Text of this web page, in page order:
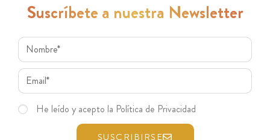
Suscríbete a nuestra Newsletter
He leído y acepto la Política de Privacidad
SUSCRIBIRSE